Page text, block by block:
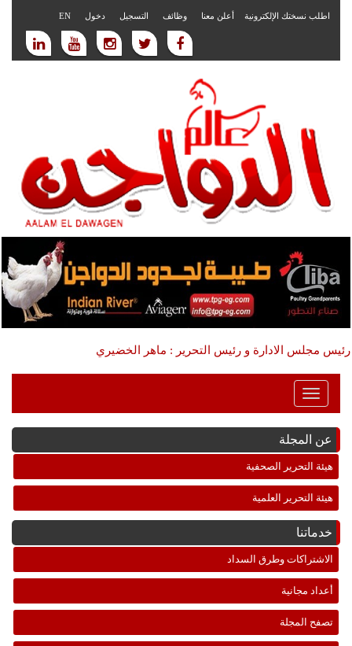
اطلب نسختك الإلكترونية أعلن معنا وظائف التسجيل دخول EN
رئيس مجلس الادارة و رئيس التحرير : ماهر الخضيري
Toggle
Navigation
عن المجلة
هيئة التحرير الصحفية
هيئة التحرير العلمية
خدماتنا
الاشتراكات وطرق السداد
أعداد مجانية
تصفح المجلة